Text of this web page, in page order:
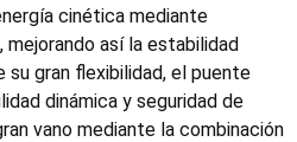
cinética mediante
así la estabilidad
su gran flexibilidad, el puente
dinámica y seguridad de
vano mediante la combinación